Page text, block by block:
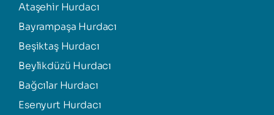
Ataşehir Hurdacı
Bayrampaşa Hurdacı
Beşiktaş Hurdacı
Beylikdüzü Hurdacı
Bağcılar Hurdacı
Esenyurt Hurdacı